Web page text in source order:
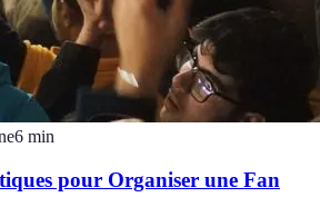
6 min
pour Organiser une Fan